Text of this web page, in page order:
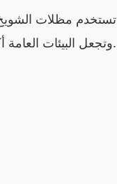
تستخدم مظلات
وتجعل البيئات العامة أكثر جذبًا للاستخدام الاجتماعي.